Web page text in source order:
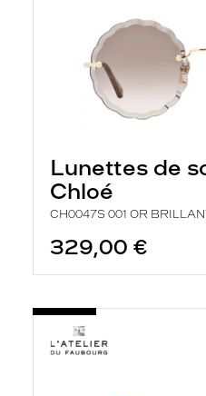
Lunettes de
Chloé
CH0047S 001 OR
329,00 €